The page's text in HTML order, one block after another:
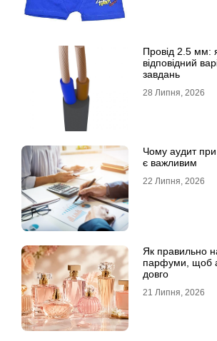
Провід 2.5 мм:
відповідний
завдань
28 Липня, 2026
Чому аудит при
є важливим
22 Липня, 2026
Як правильно
парфуми, щоб
довго
21 Липня, 2026